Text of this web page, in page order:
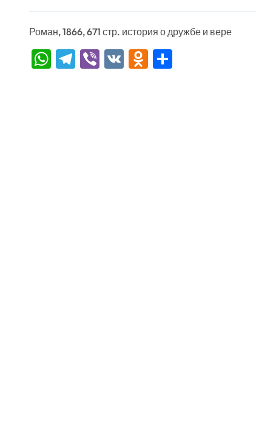
Роман, 1866, 671 стр. история о дружбе и вере
WhatsApp
Telegram
Viber
VK Odnoklassniki